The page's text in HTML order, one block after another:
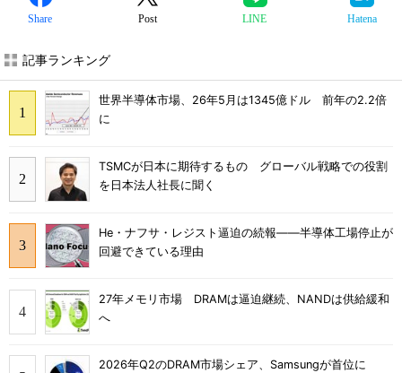
Share Post LINE Hatena
記事ランキング
世界半導体市場、26年5月は1345億ドル 前年の2.2倍
に
TSMCが日本に期待するもの グローバル戦略での役割
を日本法人社長に聞く
He・ナフサ・レジスト逼迫の続報――半導体工場停止が
回避できている理由
27年メモリ市場 DRAMは逼迫継続、NANDは供給緩和
へ
2026年Q2のDRAM市場シェア、Samsungが首位に